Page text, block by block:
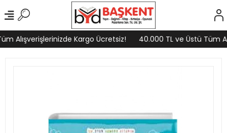
Alışverişlerinizde Kargo Ücretsiz! 40.000 TL ve Üstü Tüm